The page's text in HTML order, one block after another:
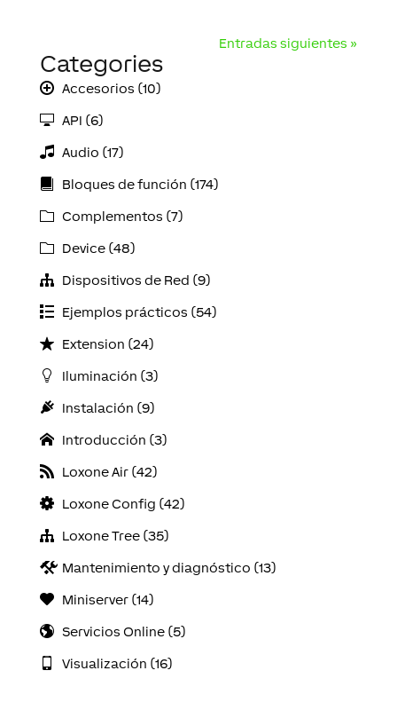
Entradas siguientes »
Categories
Accesorios (10)
API (6)
Audio (17)
Bloques de función (174)
Complementos (7)
Device (48)
Dispositivos de Red (9)
Ejemplos prácticos (54)
Extension (24)
Iluminación (3)
Instalación (9)
Introducción (3)
Loxone Air (42)
Loxone Config (42)
Loxone Tree (35)
Mantenimiento y diagnóstico (13)
Miniserver (14)
Servicios Online (5)
Visualización (16)